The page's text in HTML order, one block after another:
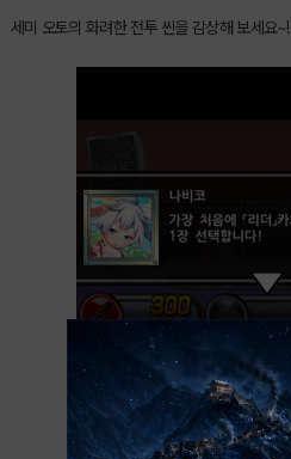
세미 오토의 화려한 전투 씬을 감상해 보세요~!